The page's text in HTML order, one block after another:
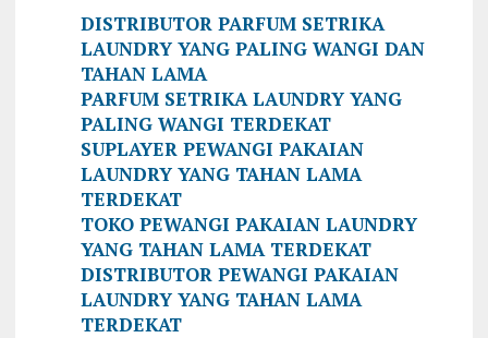
DISTRIBUTOR PARFUM SETRIKA
LAUNDRY YANG PALING WANGI DAN
TAHAN LAMA
PARFUM SETRIKA LAUNDRY YANG
PALING WANGI TERDEKAT
SUPLAYER PEWANGI PAKAIAN
LAUNDRY YANG TAHAN LAMA
TERDEKAT
TOKO PEWANGI PAKAIAN LAUNDRY
YANG TAHAN LAMA TERDEKAT
DISTRIBUTOR PEWANGI PAKAIAN
LAUNDRY YANG TAHAN LAMA
TERDEKAT